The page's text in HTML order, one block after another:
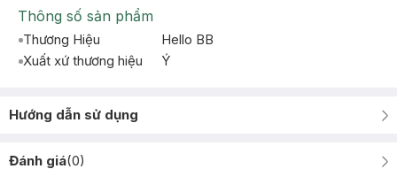
Thông số sản phẩm
Thương Hiệu
Hello BB
Xuất xứ thương hiệu
Ý
Hướng dẫn sử dụng
Đánh giá(0)